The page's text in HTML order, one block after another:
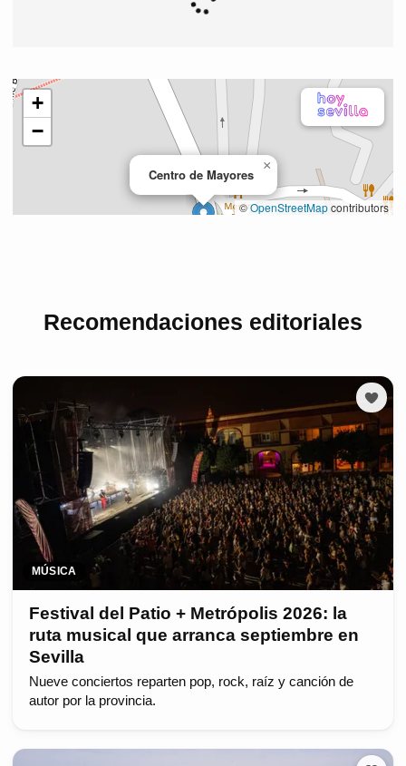
Recomendaciones editoriales
MÚSICA
Festival del Patio + Metrópolis 2026: la
ruta musical que arranca septiembre en
Sevilla
Nueve conciertos reparten pop, rock, raíz y canción de
autor por la provincia.